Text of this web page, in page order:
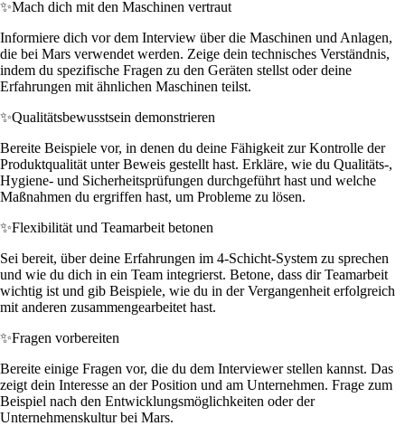
✨Mach dich mit den Maschinen vertraut
Informiere dich vor dem Interview über die Maschinen und Anlagen,
die bei Mars verwendet werden. Zeige dein technisches Verständnis,
indem du spezifische Fragen zu den Geräten stellst oder deine
Erfahrungen mit ähnlichen Maschinen teilst.
✨Qualitätsbewusstsein demonstrieren
Bereite Beispiele vor, in denen du deine Fähigkeit zur Kontrolle der
Produktqualität unter Beweis gestellt hast. Erkläre, wie du Qualitäts-,
Hygiene- und Sicherheitsprüfungen durchgeführt hast und welche
Maßnahmen du ergriffen hast, um Probleme zu lösen.
✨Flexibilität und Teamarbeit betonen
Sei bereit, über deine Erfahrungen im 4-Schicht-System zu sprechen
und wie du dich in ein Team integrierst. Betone, dass dir Teamarbeit
wichtig ist und gib Beispiele, wie du in der Vergangenheit erfolgreich
mit anderen zusammengearbeitet hast.
✨Fragen vorbereiten
Bereite einige Fragen vor, die du dem Interviewer stellen kannst. Das
zeigt dein Interesse an der Position und am Unternehmen. Frage zum
Beispiel nach den Entwicklungsmöglichkeiten oder der
Unternehmenskultur bei Mars.